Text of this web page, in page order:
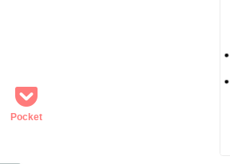
Pocket